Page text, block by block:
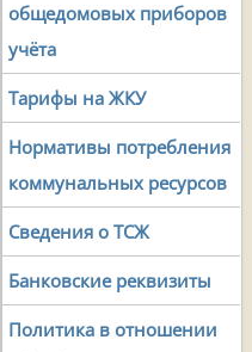
общедомовых приборов
учёта
Тарифы на ЖКУ
Нормативы потребления
коммунальных ресурсов
Сведения о ТСЖ
Банковские реквизиты
Политика в отношении